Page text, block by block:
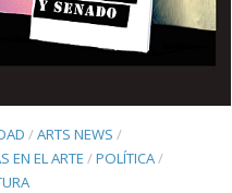
/ARTS NEWS /
EN EL ARTE /POLÍTICA/